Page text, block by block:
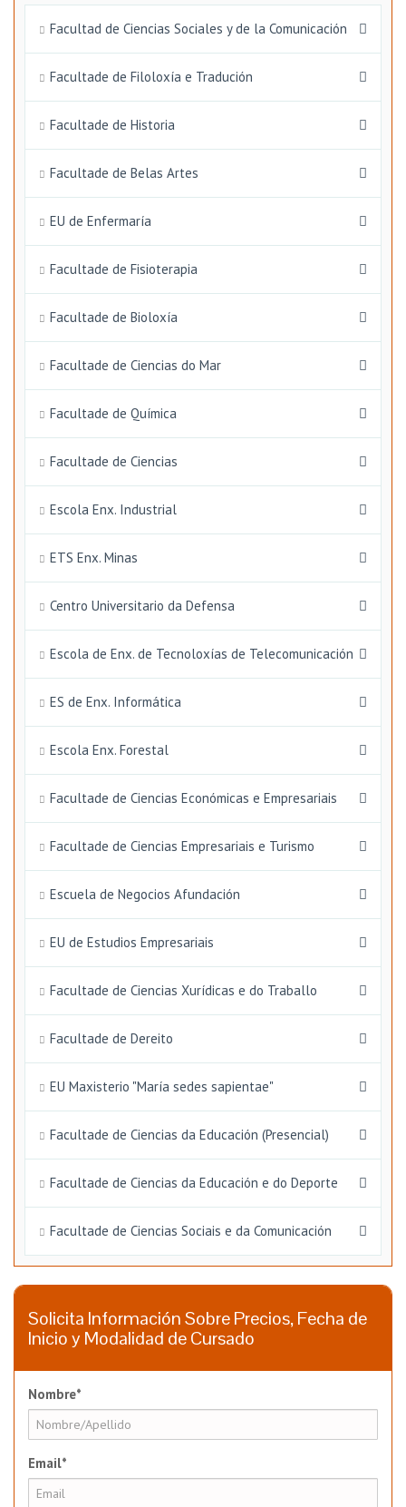
Facultad de Ciencias Sociales y de la Comunicación
Facultade de Filoloxía e Tradución
Facultade de Historia
Facultade de Belas Artes
EU de Enfermaría
Facultade de Fisioterapia
Facultade de Bioloxía
Facultade de Ciencias do Mar
Facultade de Química
Facultade de Ciencias
Escola Enx. Industrial
ETS Enx. Minas
Centro Universitario da Defensa
Escola de Enx. de Tecnoloxías de Telecomunicación
ES de Enx. Informática
Escola Enx. Forestal
Facultade de Ciencias Económicas e Empresariais
Facultade de Ciencias Empresariais e Turismo
Escuela de Negocios Afundación
EU de Estudios Empresariais
Facultade de Ciencias Xurídicas e do Traballo
Facultade de Dereito
EU Maxisterio "María sedes sapientae"
Facultade de Ciencias da Educación (Presencial)
Facultade de Ciencias da Educación e do Deporte
Facultade de Ciencias Sociais e da Comunicación
Solicita Información Sobre Precios, Fecha de
Inicio y Modalidad de Cursado
Nombre*
Email*